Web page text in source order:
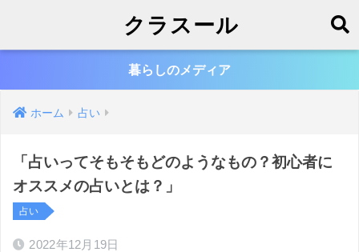
クラスール
暮らしのメディア
ホーム 占い
「占いってそもそもどのようなもの？初心者に
オススメの占いとは？」
占い
2022年12月19日